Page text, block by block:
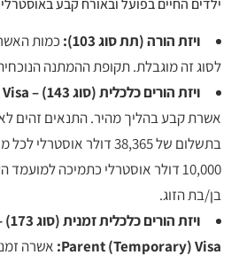
ילדים החיים בפועל ובאורח קבע
ויזת הורה (תת סוג 103):
כמות
לסוג זה מוגבלת. תקופת ההמתנה הנוכחית: 30
ויזת הורים כלכלית (סוג 143) – Contributory Parent Visa:
אשרת קבע בהליך מהיר. התנאים זהים
בתשלום של 38,365 דולר
בן/בת הזוג.
Parent (Temporary) Visa: אשרה